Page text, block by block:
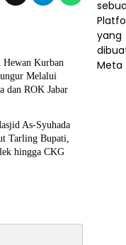
Kurban
Melalui
dan ROK Jabar
As-Syuhada
Tarling Bupati,
hingga CKG